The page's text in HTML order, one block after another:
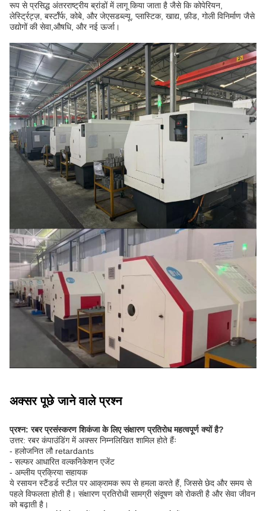
रूप से प्रसिद्ध अंतरराष्ट्रीय ब्रांडों में लागू किया जाता है जैसे कि कोपेरियन,
लेर्स्ट्रिट्ज़, बर्स्टॉर्फ, कोबे, और जेएसडब्ल्यू, प्लास्टिक, खाद्य, फ़ीड, गोली विनिर्माण जैसे
उद्योगों की सेवा,औषधि, और नई ऊर्जा।
अक्सर पूछे जाने वाले प्रश्न
प्रश्न: रबर प्रसंस्करण शिकंजा के लिए संक्षारण प्रतिरोध महत्वपूर्ण क्यों है?
उत्तर: रबर कंपाउंडिंग में अक्सर निम्नलिखित शामिल होते हैंः
- हलोजनित लौ retardants
- सल्फर आधारित वल्कनिकेशन एजेंट
- अम्लीय प्रक्रिया सहायक
ये रसायन स्टैंडर्ड स्टील पर आक्रामक रूप से हमला करते हैं, जिससे छेद और समय से
पहले विफलता होती है। संक्षारण प्रतिरोधी सामग्री संदूषण को रोकती है और सेवा जीवन
को बढ़ाती है।